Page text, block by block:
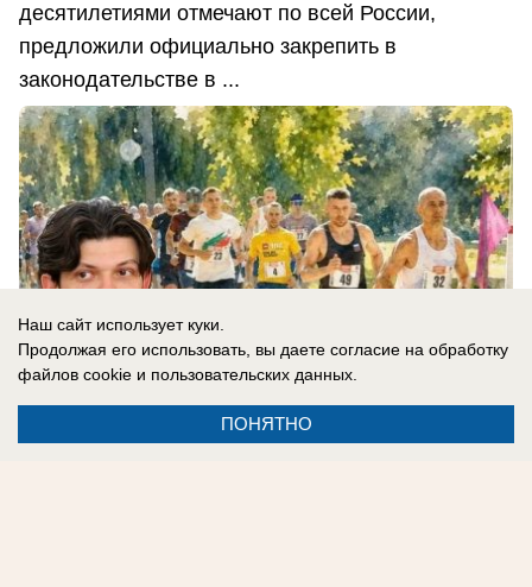
десятилетиями отмечают по всей России,
предложили официально закрепить в
законодательстве в ...
Наш сайт использует куки.
Продолжая его использовать, вы даете согласие на обработку
файлов cookie и пользовательских данных.
ПОНЯТНО